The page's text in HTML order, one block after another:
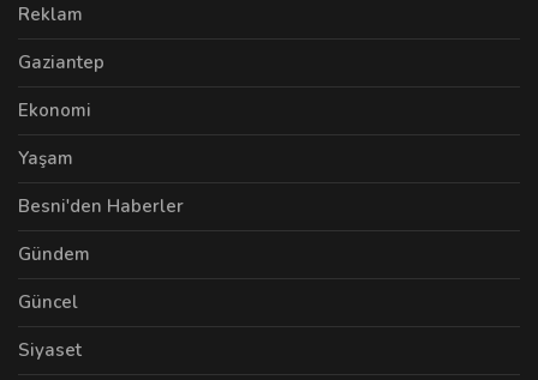
Reklam
Gaziantep
Ekonomi
Yaşam
Besni'den Haberler
Gündem
Güncel
Siyaset